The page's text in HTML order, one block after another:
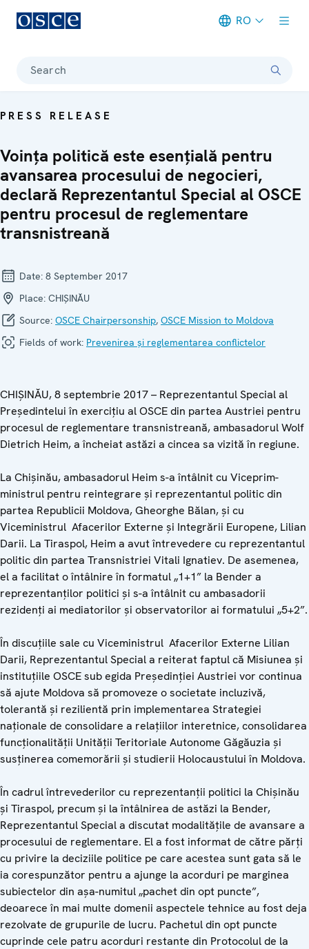
RO
Search
PRESS RELEASE
Voința politică este esențială pentru
avansarea procesului de negocieri,
declară Reprezentantul Special al OSCE
pentru procesul de reglementare
transnistreană
Date: 8 September 2017
Place: CHIȘINĂU
Source: OSCE Chairpersonship, OSCE Mission to Moldova
Fields of work: Prevenirea și reglementarea conflictelor
CHIȘINĂU, 8 septembrie 2017 – Reprezentantul Special al
Președintelui în exercițiu al OSCE din partea Austriei pentru
procesul de reglementare transnistreană, ambasadorul Wolf
Dietrich Heim, a încheiat astăzi a cincea sa vizită în regiune.
La Chișinău, ambasadorul Heim s-a întâlnit cu Viceprim-
ministrul pentru reintegrare și reprezentantul politic din
partea Republicii Moldova, Gheorghe Bălan, și cu
Viceministrul Afacerilor Externe și Integrării Europene, Lilian
Darii. La Tiraspol, Heim a avut întrevedere cu reprezentantul
politic din partea Transnistriei Vitali Ignatiev. De asemenea,
el a facilitat o întâlnire în formatul „1+1” la Bender a
reprezentanților politici și s-a întâlnit cu ambasadorii
rezidenți ai mediatorilor și observatorilor ai formatului „5+2”.
În discuțiile sale cu Viceministrul Afacerilor Externe Lilian
Darii, Reprezentantul Special a reiterat faptul că Misiunea și
instituțiile OSCE sub egida Președinției Austriei vor continua
să ajute Moldova să promoveze o societate incluzivă,
tolerantă și rezilientă prin implementarea Strategiei
naționale de consolidare a relațiilor interetnice, consolidarea
funcționalității Unității Teritoriale Autonome Găgăuzia și
susținerea comemorării și studierii Holocaustului în Moldova.
În cadrul întrevederilor cu reprezentanții politici la Chișinău
și Tiraspol, precum și la întâlnirea de astăzi la Bender,
Reprezentantul Special a discutat modalitățile de avansare a
procesului de reglementare. El a fost informat de către părți
cu privire la deciziile politice pe care acestea sunt gata să le
ia corespunzător pentru a ajunge la acorduri pe marginea
subiectelor din așa-numitul „pachet din opt puncte”,
deoarece în mai multe domenii aspectele tehnice au fost deja
rezolvate de grupurile de lucru. Pachetul din opt puncte
cuprinde cele patru acorduri restante din Protocolul de la